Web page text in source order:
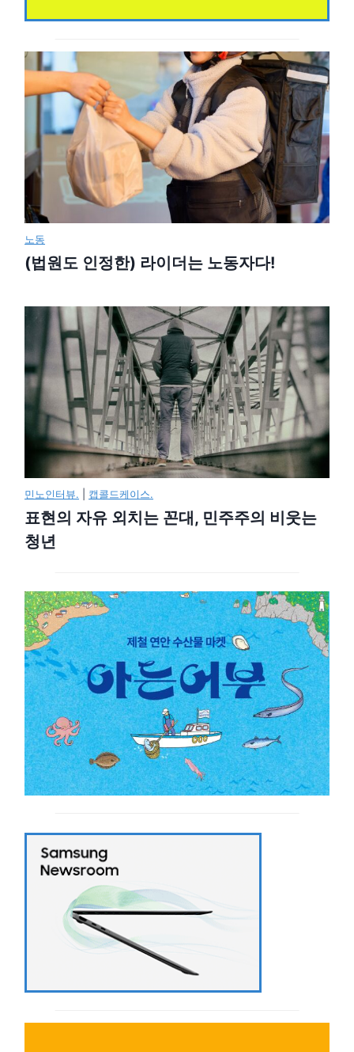
노동
(법원도 인정한) 라이더는 노동자다!
민노인터뷰. 캡콜드케이스.
표현의 자유 외치는 꼰대, 민주주의 비웃는
청년